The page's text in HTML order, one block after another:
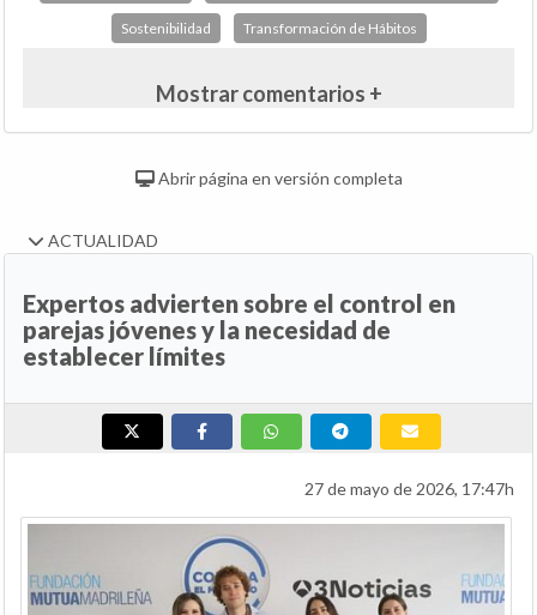
Sostenibilidad Transformación de Hábitos
Mostrar comentarios +
Abrir página en versión completa
ACTUALIDAD
Expertos advierten sobre el control en
parejas jóvenes y la necesidad de
establecer límites
27 de mayo de 2026, 17:47h